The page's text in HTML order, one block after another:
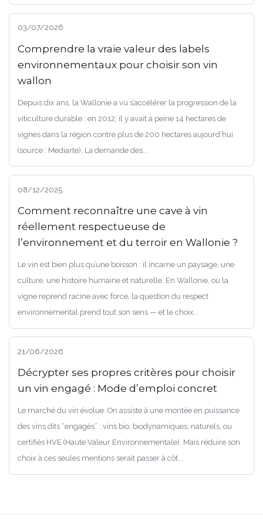
03/07/2026
Comprendre la vraie valeur des labels
environnementaux pour choisir son vin
wallon
Depuis dix ans, la Wallonie a vu s’accélérer la progression de la
viticulture durable : en 2012, il y avait à peine 14 hectares de
vignes dans la région contre plus de 200 hectares aujourd’hui
(source : Mediarte). La demande des...
08/12/2025
Comment reconnaître une cave à vin
réellement respectueuse de
l’environnement et du terroir en Wallonie ?
Le vin est bien plus qu’une boisson : il incarne un paysage, une
culture, une histoire humaine et naturelle. En Wallonie, où la
vigne reprend racine avec force, la question du respect
environnemental prend tout son sens — et le choix...
21/06/2026
Décrypter ses propres critères pour choisir
un vin engagé : Mode d’emploi concret
Le marché du vin évolue. On assiste à une montée en puissance
des vins dits “engagés” : vins bio, biodynamiques, naturels, ou
certifiés HVE (Haute Valeur Environnementale). Mais réduire son
choix à ces seules mentions serait passer à côt...